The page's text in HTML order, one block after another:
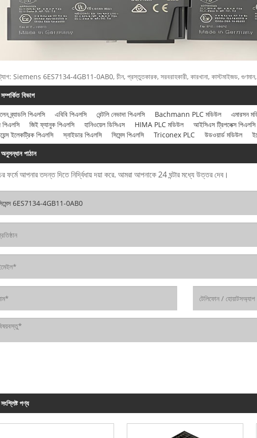
Siemens 6ES7134-4GB11-0AB0, চীন, প্রস্তুতকারক, সরবরাহকারী, কারখানা, কাস্টমাইজড, গুণমান,
সম্পর্কিত বিভাগ
ব্র্যাডলি পিএলসি এবিবি পিএলসি বেন্টলি নেভাদা পিএলসি Bachmann PLC মডিউল এমারসন
পিএলসি
জিই ফ্যানুক পিএলসি হানিওয়েল ডিসিএস HIMA PLC মডিউল আইসিএস ট্রিপলেক্স পিএলসি
ইলেকট্রিক পিএলসি
স্নাইডার পিএলসি সিমেন্স পিএলসি Triconex PLC উডওয়ার্ড মডিউল
অনুসন্ধান পাঠান
ফর্মে আপনার তদন্ত দিতে নির্দ্বিধায় দয়া করে. আমরা আপনাকে 24 ঘন্টার মধ্যে উত্তর দেব।
সংশ্লিষ্ট পণ্য